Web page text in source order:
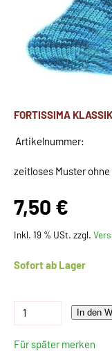
FORTISSIMA
Artikelnummer:
zeitloses Muster
7,50 €
Inkl. 19 % USt. zzgl.
Sofort ab Lager
In den
Für später merken